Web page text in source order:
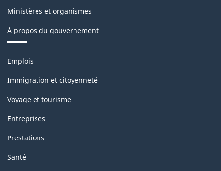
Ministères et organismes
À propos du gouvernement
Thèmes
sujets
Emplois
Immigration et citoyenneté
Voyage et tourisme
Entreprises
Prestations
Santé